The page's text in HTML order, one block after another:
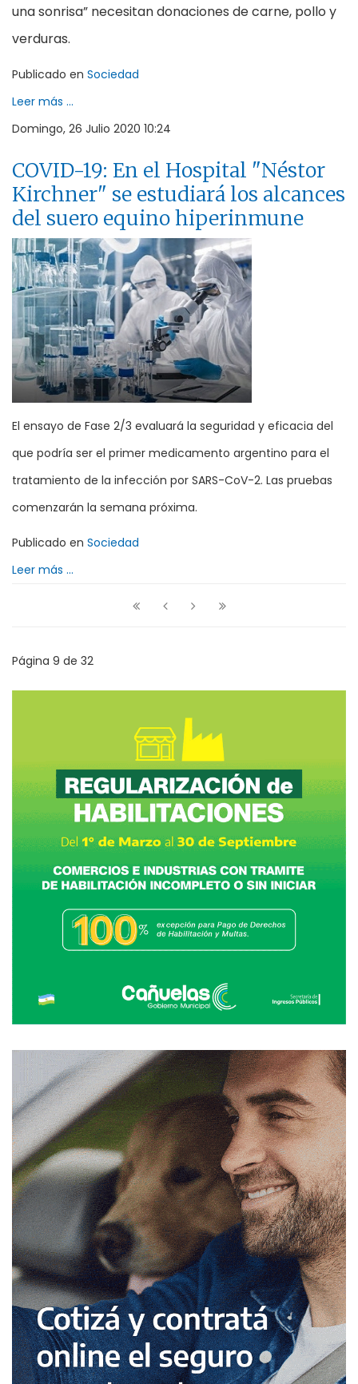
una sonrisa” necesitan donaciones de carne, pollo y
verduras.
Publicado en Sociedad
Leer más ...
Domingo, 26 Julio 2020 10:24
COVID-19: En el Hospital "Néstor
Kirchner" se estudiará los alcances
del suero equino hiperinmune
El ensayo de Fase 2/3 evaluará la seguridad y eficacia del
que podría ser el primer medicamento argentino para el
tratamiento de la infección por SARS-CoV-2. Las pruebas
comenzarán la semana próxima.
Publicado en Sociedad
Leer más ...
Página 9 de 32